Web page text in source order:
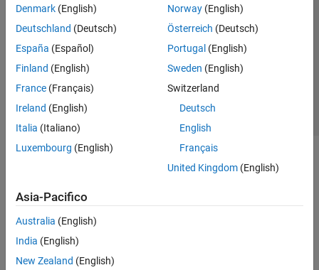
Denmark (English)
Deutschland (Deutsch)
España (Español)
Finland (English)
France (Français)
Ireland (English)
Italia (Italiano)
Luxembourg (English)
Norway(English)
Österreich (Deutsch)
Portugal (English)
Sweden (English)
Switzerland
Deutsch
English
Français
United Kingdom(English)
Asia-Pacifico
Australia (English)
India (English)
New Zealand (English)
Centro di fiducia
Informativa sulla privacy
Antipirateria
Stato dell'applicazione
Contatti
© 1994-2026 The MathWorks, Inc.